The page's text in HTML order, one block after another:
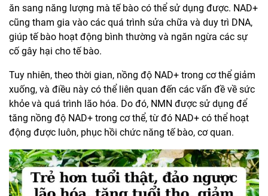
ăn sang năng lượng mà tế bào có thể sử dụng được. NAD+
cũng tham gia vào các quá trình sửa chữa và duy trì DNA,
giúp tế bào hoạt động bình thường và ngăn ngừa các sự
cố gây hại cho tế bào.
Tuy nhiên, theo thời gian, nồng độ NAD+ trong cơ thể giảm
xuống, và điều này có thể liên quan đến các vấn đề về sức
khỏe và quá trình lão hóa. Do đó, NMN được sử dụng để
tăng nồng độ NAD+ trong cơ thể, từ đó NAD+ có thể hoạt
động được luôn, phục hồi chức năng tế bào, cơ quan.